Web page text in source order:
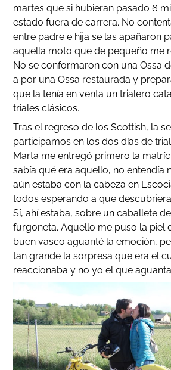
martes que si hubieran pasado 6
estado fuera de carrera. No
entre padre e hija se las apañaron
aquella moto que de pequeño me
No se conformaron con una Ossa
a por una Ossa restaurada y
que la tenía en venta un trialero
triales clásicos.
Tras el regreso de los Scottish, la
participamos en los dos días de
Marta me entregó primero la
sabía qué era aquello, no entendía
aún estaba con la cabeza en
todos esperando a que
Sí, ahí estaba, sobre un caballete
furgoneta. Aquello me puso la piel
buen vasco aguanté la emoción,
tan grande la sorpresa que era el
reaccionaba y no yo el que